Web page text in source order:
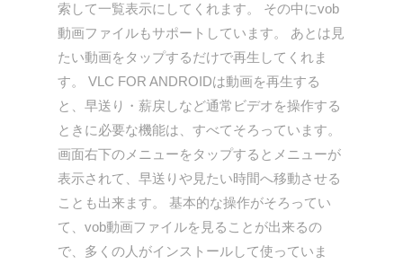
索して一覧表示にしてくれます。 その中にvob
動画ファイルもサポートしています。 あとは見
たい動画をタップするだけで再生してくれま
す。 VLC FOR ANDROIDは動画を再生する
と、早送り・薪戻しなど通常ビデオを操作する
ときに必要な機能は、すべてそろっています。
画面右下のメニューをタップするとメニューが
表示されて、早送りや見たい時間へ移動させる
ことも出来ます。 基本的な操作がそろってい
て、vob動画ファイルを見ることが出来るの
で、多くの人がインストールして使っていま